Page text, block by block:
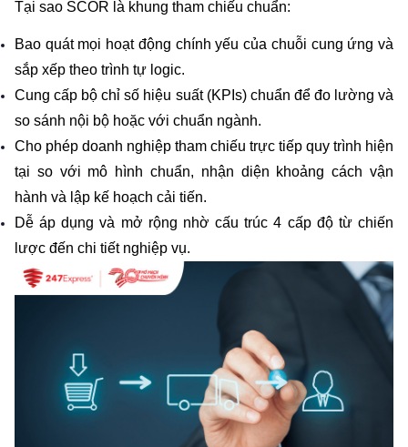
Tại sao SCOR là khung tham chiếu chuẩn:
Bao quát mọi hoạt động chính yếu của chuỗi cung ứng và
sắp xếp theo trình tự logic.
Cung cấp bộ chỉ số hiệu suất (KPIs) chuẩn để đo lường và
so sánh nội bộ hoặc với chuẩn ngành.
Cho phép doanh nghiệp tham chiếu trực tiếp quy trình hiện
tại so với mô hình chuẩn, nhận diện khoảng cách vận
hành và lập kế hoạch cải tiến.
Dễ áp dụng và mở rộng nhờ cấu trúc 4 cấp độ từ chiến
lược đến chi tiết nghiệp vụ.